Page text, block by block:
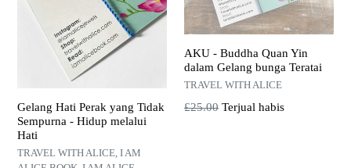
Gelang Hati Perak yang Tidak
Sempurna - Hidup melalui
Hati
TRAVEL WITH ALICE, I AM
AKU - Buddha Quan Yin
dalam Gelang bunga Teratai
TRAVEL WITH ALICE
Harga
£25.00 Terjual habis